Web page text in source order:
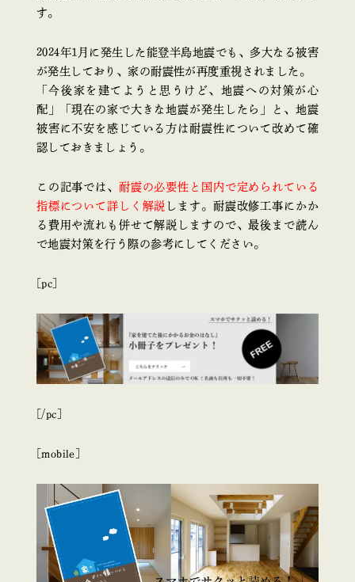
す。
2024年1月に発生した能登半島地震でも、多大なる被害
が発生しており、家の耐震性が再度重視されました。
「今後家を建てようと思うけど、地震への対策が心
配」「現在の家で大きな地震が発生したら」と、地震
被害に不安を感じている方は耐震性について改めて確
認しておきましょう。
この記事では、 耐震の必要性と国内で定められている
指標について詳しく解説 します。耐震改修工事にかか
る費用や流れも併せて解説しますので、最後まで読ん
で地震対策を行う際の参考にしてください。
[pc]
[/pc]
[mobile]